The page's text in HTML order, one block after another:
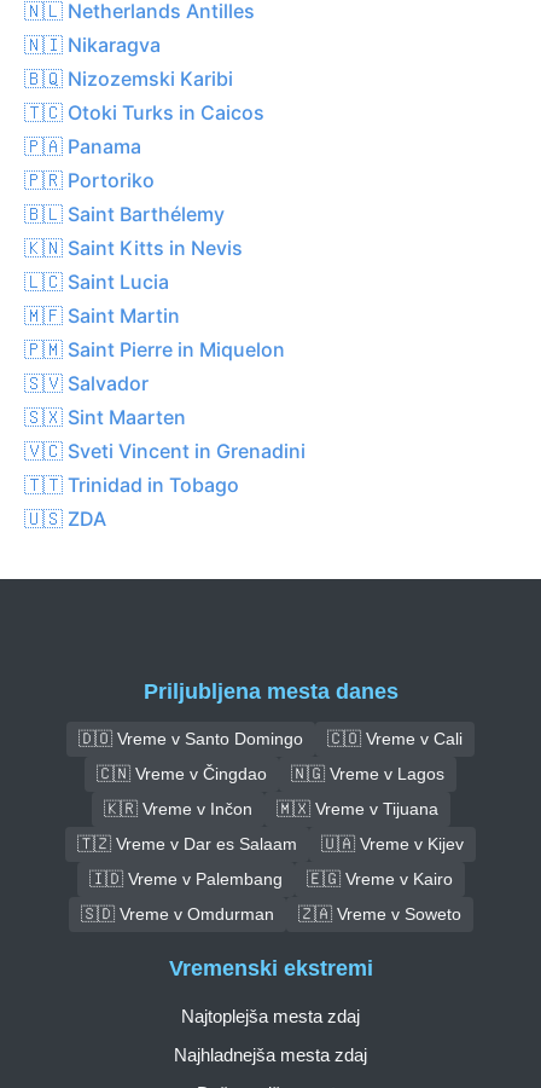
🇳🇱 Netherlands Antilles
🇳🇮 Nikaragva
🇧🇶 Nizozemski Karibi
🇹🇨 Otoki Turks in Caicos
🇵🇦 Panama
🇵🇷 Portoriko
🇧🇱 Saint Barthélemy
🇰🇳 Saint Kitts in Nevis
🇱🇨 Saint Lucia
🇲🇫 Saint Martin
🇵🇲 Saint Pierre in Miquelon
🇸🇻 Salvador
🇸🇽 Sint Maarten
🇻🇨 Sveti Vincent in Grenadini
🇹🇹 Trinidad in Tobago
🇺🇸 ZDA
Priljubljena mesta danes
🇩🇴 Vreme v Santo Domingo
🇨🇴 Vreme v Cali
🇨🇳 Vreme v Čingdao
🇳🇬 Vreme v Lagos
🇰🇷 Vreme v Inčon
🇲🇽 Vreme v Tijuana
🇹🇿 Vreme v Dar es Salaam
🇺🇦 Vreme v Kijev
🇮🇩 Vreme v Palembang
🇪🇬 Vreme v Kairo
🇸🇩 Vreme v Omdurman
🇿🇦 Vreme v Soweto
Vremenski ekstremi
Najtoplejša mesta zdaj
Najhladnejša mesta zdaj